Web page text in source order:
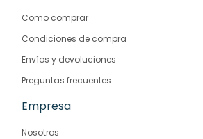
Como comprar
Condiciones de compra
Envíos y devoluciones
Preguntas frecuentes
Empresa
Nosotros